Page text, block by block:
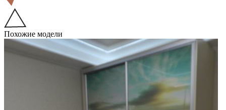
Похожие модели